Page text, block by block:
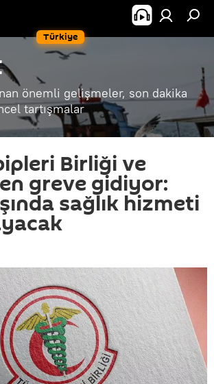
Türkiye
önemli gelişmeler, son dakika
tartışmalar
Birliği ve
greve gidiyor:
sağlık hizmeti